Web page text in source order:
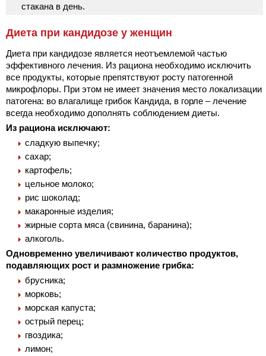
стакана в день.
Диета при кандидозе у женщин
Диета при кандидозе является неотъемлемой частью
эффективного лечения. Из рациона необходимо исключить
все продукты, которые препятствуют росту патогенной
микрофлоры. При этом не имеет значения место локализации
патогена: во влагалище грибок Кандида, в горле – лечение
всегда необходимо дополнять соблюдением диеты.
Из рациона исключают:
сладкую выпечку;
сахар;
картофель;
цельное молоко;
рис шоколад;
макаронные изделия;
жирные сорта мяса (свинина, баранина);
алкоголь.
Одновременно увеличивают количество продуктов,
подавляющих рост и размножение грибка:
брусника;
морковь;
морская капуста;
острый перец;
гвоздика;
лимон;